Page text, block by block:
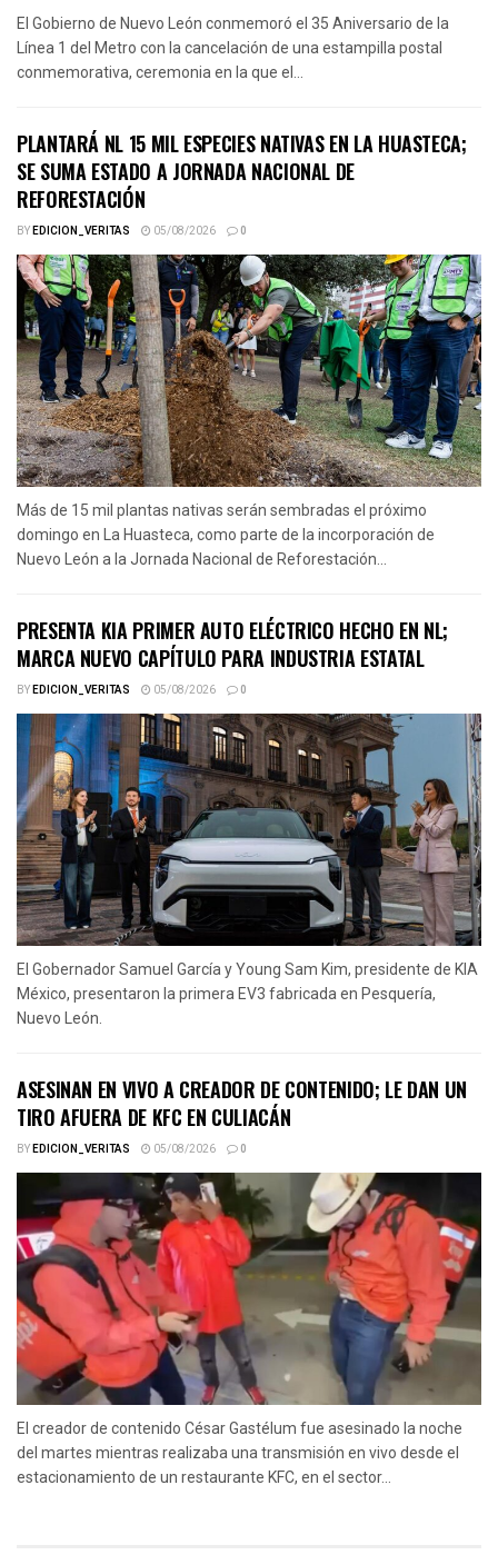
El Gobierno de Nuevo León conmemoró el 35 Aniversario de la
Línea 1 del Metro con la cancelación de una estampilla postal
conmemorativa, ceremonia en la que el...
PLANTARÁ NL 15 MIL ESPECIES NATIVAS EN LA HUASTECA;
SE SUMA ESTADO A JORNADA NACIONAL DE
REFORESTACIÓN
BYEDICION_VERITAS 05/08/2026 0
Más de 15 mil plantas nativas serán sembradas el próximo
domingo en La Huasteca, como parte de la incorporación de
Nuevo León a la Jornada Nacional de Reforestación...
PRESENTA KIA PRIMER AUTO ELÉCTRICO HECHO EN NL;
MARCA NUEVO CAPÍTULO PARA INDUSTRIA ESTATAL
BYEDICION_VERITAS 05/08/2026 0
El Gobernador Samuel García y Young Sam Kim, presidente de KIA
México, presentaron la primera EV3 fabricada en Pesquería,
Nuevo León.
ASESINAN EN VIVO A CREADOR DE CONTENIDO; LE DAN UN
TIRO AFUERA DE KFC EN CULIACÁN
BYEDICION_VERITAS 05/08/2026 0
El creador de contenido César Gastélum fue asesinado la noche
del martes mientras realizaba una transmisión en vivo desde el
estacionamiento de un restaurante KFC, en el sector...